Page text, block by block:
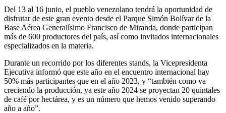
Del 13 al 16 junio, el pueblo venezolano tendrá la oportunidad de
disfrutar de este gran evento desde el Parque Simón Bolívar de la
Base Aérea Generalísimo Francisco de Miranda, donde participan
más de 600 productores del país, así como invitados internacionales
especializados en la materia.
Durante un recorrido por los diferentes stands, la Vicepresidenta
Ejecutiva informó que este año en el encuentro internacional hay
50% más participantes que en el año 2023, y “también como va
creciendo la producción, ya este año 2024 se proyectan 20 quintales
de café por hectárea, y es un número que hemos venido superando
año a año”.